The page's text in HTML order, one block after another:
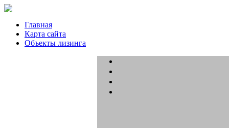
Главная
Карта сайта
Объекты лизинга